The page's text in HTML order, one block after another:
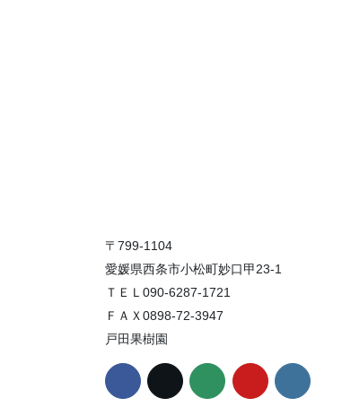
〒799-1104
愛媛県西条市小松町妙口甲23-1
ＴＥＬ090-6287-1721
ＦＡＸ0898-72-3947
戸田果樹園